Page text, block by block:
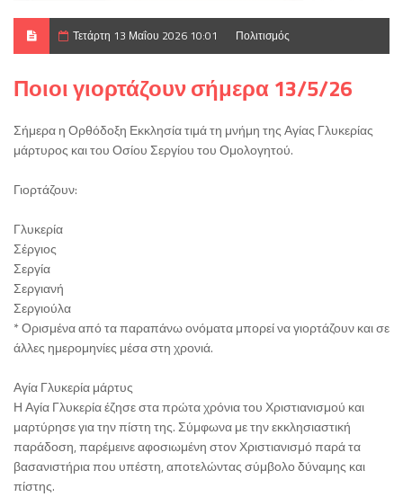
Τετάρτη 13 Μαΐου 2026 10:01 Πολιτισμός
Ποιοι γιορτάζουν σήμερα 13/5/26
Σήμερα η Ορθόδοξη Εκκλησία τιμά τη μνήμη της Αγίας Γλυκερίας
μάρτυρος και του Οσίου Σεργίου του Ομολογητού.
Γιορτάζουν:
Γλυκερία
Σέργιος
Σεργία
Σεργιανή
Σεργιούλα
* Ορισμένα από τα παραπάνω ονόματα μπορεί να γιορτάζουν και σε
άλλες ημερομηνίες μέσα στη χρονιά.
Αγία Γλυκερία μάρτυς
Η Αγία Γλυκερία έζησε στα πρώτα χρόνια του Χριστιανισμού και
μαρτύρησε για την πίστη της. Σύμφωνα με την εκκλησιαστική
παράδοση, παρέμεινε αφοσιωμένη στον Χριστιανισμό παρά τα
βασανιστήρια που υπέστη, αποτελώντας σύμβολο δύναμης και
πίστης.